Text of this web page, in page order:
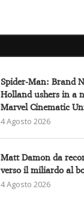
Spider-Man: Brand
Holland ushers in a
Marvel Cinematic
4 Agosto 2026
Matt Damon da
verso il miliardo al
4 Agosto 2026